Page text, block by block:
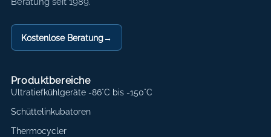
Kostenlose Beratung→
Produktbereiche
Ultratiefkühlgeräte -86°C bis -150°C
Schüttelinkubatoren
Thermocycler